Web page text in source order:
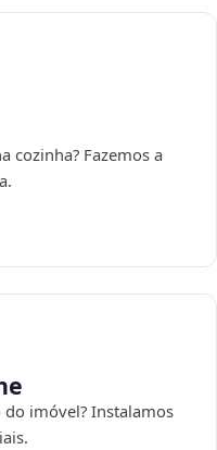
cozinha? Fazemos a
imóvel? Instalamos